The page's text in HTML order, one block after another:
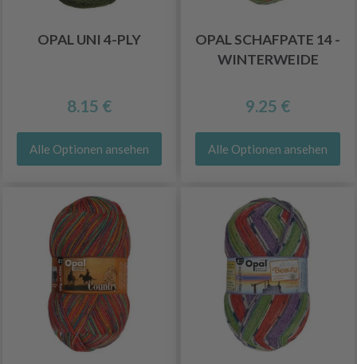
OPAL UNI 4-PLY
8.15 €
Alle Optionen ansehen
OPAL SCHAFPATE 14 -
WINTERWEIDE
9.25 €
Alle Optionen ansehen